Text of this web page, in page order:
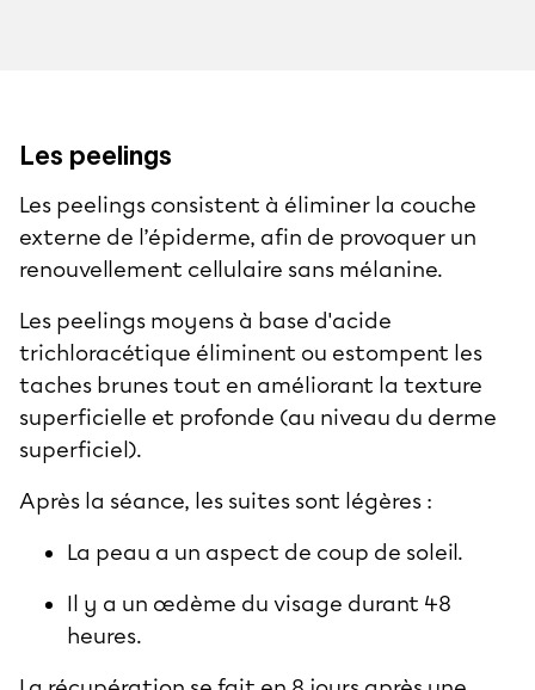
Les peelings
Les peelings consistent à éliminer la couche
externe de l’épiderme, afin de provoquer un
renouvellement cellulaire sans mélanine.
Les peelings moyens à base d'acide
trichloracétique éliminent ou estompent les
taches brunes tout en améliorant la texture
superficielle et profonde (au niveau du derme
superficiel).
Après la séance, les suites sont légères :
La peau a un aspect de coup de soleil.
Il y a un œdème du visage durant 48
heures.